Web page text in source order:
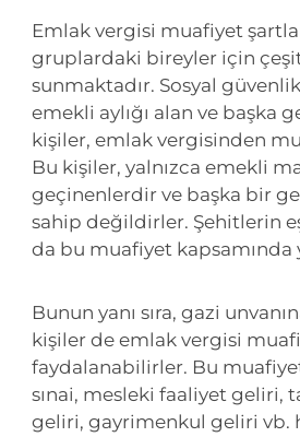
Emlak vergisi muafiyet
gruplardaki bireyler için
sunmaktadır. Sosyal
emekli aylığı alan ve başka
kişiler, emlak vergisinden
Bu kişiler, yalnızca emekli
geçinenlerdir ve başka bir
sahip değildirler. Şehitlerin
da bu muafiyet kapsamında
Bunun yanı sıra, gazi
kişiler de emlak vergisi
faydalanabilirler. Bu
sınai, mesleki faaliyet geliri,
geliri, gayrimenkul geliri vb.